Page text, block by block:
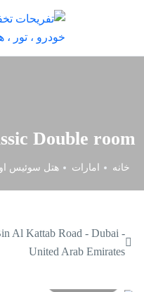
Double room
خانه امارات هتل سوئیس
Al Kattab Road - Dubai -
United Arab Emirates